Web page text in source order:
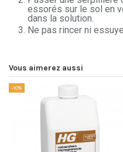
essorés sur le sol en
dans la solution.
Ne pas rincer ni
Vous aimerez aussi
-10%